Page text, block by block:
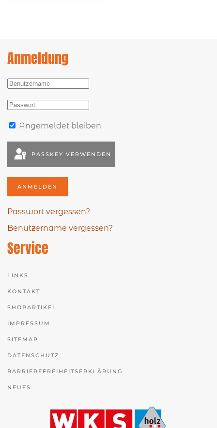
Anmeldung
Angemeldet bleiben
PASSKEY VERWENDEN
ANMELDEN
Passwort vergessen?
Benutzername vergessen?
Service
LINKS
KONTAKT
SHOPARTIKEL
IMPRESSUM
SITEMAP
DATENSCHUTZ
BARRIEREFREIHEITSERKLÄRUNG
NEUES